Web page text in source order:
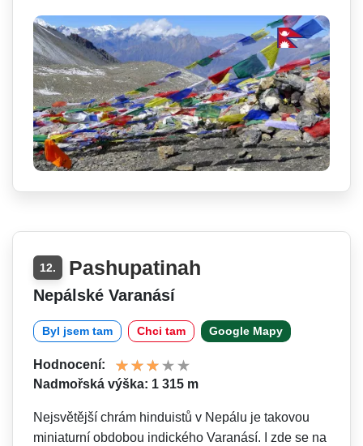
12. Pashupatinah
Nepálské Varanásí
Byl jsem tam Chci tam Google Mapy
Hodnocení:
Nadmořská výška: 1 315 m
Nejsvětější chrám hinduistů v Nepálu je takovou
miniaturní obdobou indického Varanásí. I zde se na